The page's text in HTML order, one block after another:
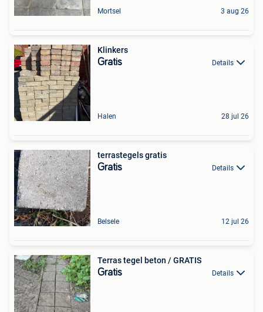
Mortsel 3 aug 26
Klinkers
Gratis Details
Halen 28 jul 26
terrastegels gratis
Gratis Details
Belsele 12 jul 26
Terras tegel beton / GRATIS
Gratis Details